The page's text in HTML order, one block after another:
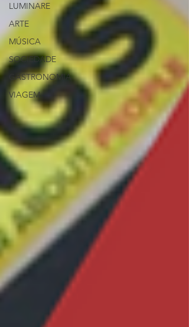
LUMINARE
ARTE
MÚSICA
SOCIEDADE
GASTRONOMIA
VIAGEM